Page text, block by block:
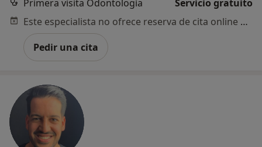
Primera visita Odontología
Servicio gratuito
Este especialista no ofrece reserva de cita online en esta dirección.
Pedir una cita